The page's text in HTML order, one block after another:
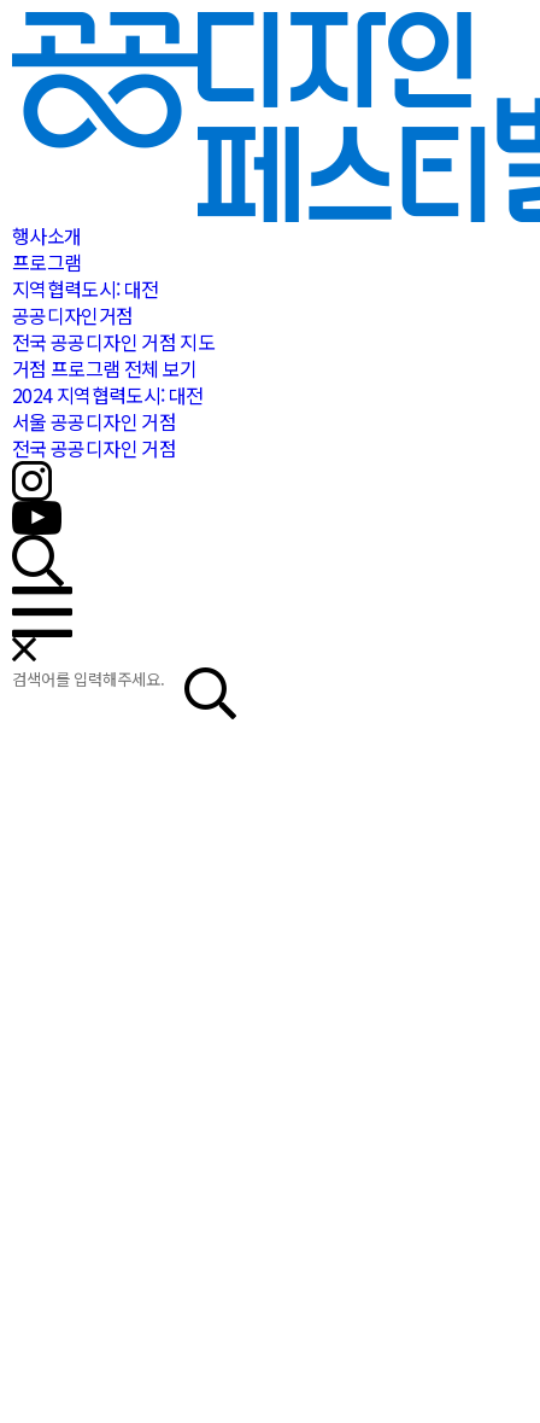
행사소개
프로그램
지역협력도시: 대전
공공디자인거점
전국 공공디자인 거점 지도
거점 프로그램 전체 보기
2024 지역협력도시: 대전
서울 공공디자인 거점
전국 공공디자인 거점